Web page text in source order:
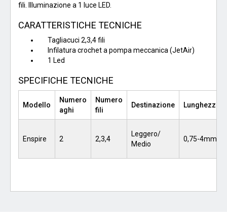
fili. Illuminazione a 1 luce LED.
CARATTERISTICHE TECNICHE
Tagliacuci 2,3,4 fili
Infilatura crochet a pompa meccanica (JetAir)
1 Led
SPECIFICHE TECNICHE
Modello
Numero
aghi
Numero
fili
Destinazione Lunghezza
Enspire 2 2,3,4
Leggero/
Medio
0,75-4mm